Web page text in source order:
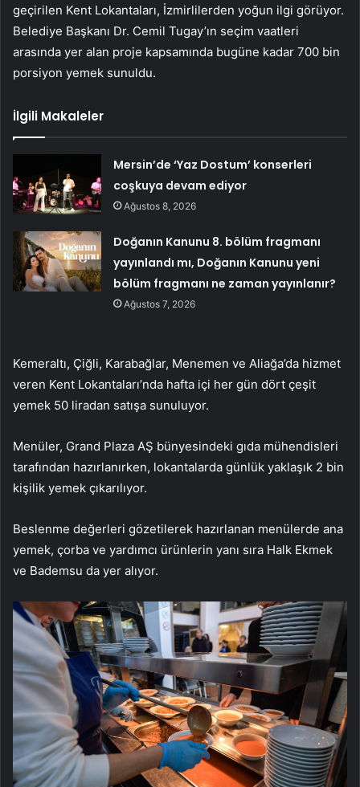
geçirilen Kent Lokantaları, İzmirlilerden yoğun ilgi görüyor.
Belediye Başkanı Dr. Cemil Tugay’ın seçim vaatleri
arasında yer alan proje kapsamında bugüne kadar 700 bin
porsiyon yemek sunuldu.
İlgili Makaleler
Mersin’de ‘Yaz Dostum’ konserleri
coşkuya devam ediyor
Ağustos 8, 2026
Doğanın Kanunu 8. bölüm fragmanı
yayınlandı mı, Doğanın Kanunu yeni
bölüm fragmanı ne zaman yayınlanır?
Ağustos 7, 2026
Kemeraltı, Çiğli, Karabağlar, Menemen ve Aliağa’da hizmet
veren Kent Lokantaları’nda hafta içi her gün dört çeşit
yemek 50 liradan satışa sunuluyor.
Menüler, Grand Plaza AŞ bünyesindeki gıda mühendisleri
tarafından hazırlanırken, lokantalarda günlük yaklaşık 2 bin
kişilik yemek çıkarılıyor.
Beslenme değerleri gözetilerek hazırlanan menülerde ana
yemek, çorba ve yardımcı ürünlerin yanı sıra Halk Ekmek
ve Bademsu da yer alıyor.